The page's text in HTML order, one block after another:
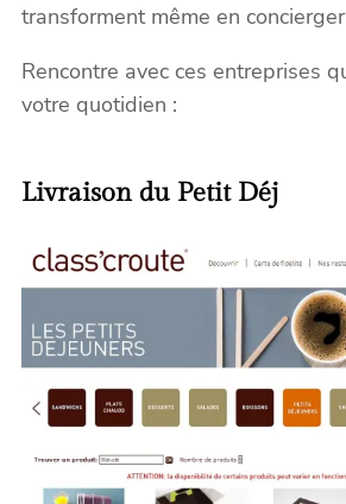
transforment même en
Rencontre avec ces entreprises
votre quotidien :
Livraison du Petit Déj